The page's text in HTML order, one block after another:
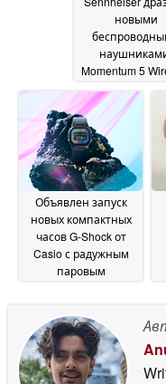
новыми
Momentum 5
выпуском
21
Объявлен запуск
новых компактных
часов G-Shock от
Casio с радужным
паровым